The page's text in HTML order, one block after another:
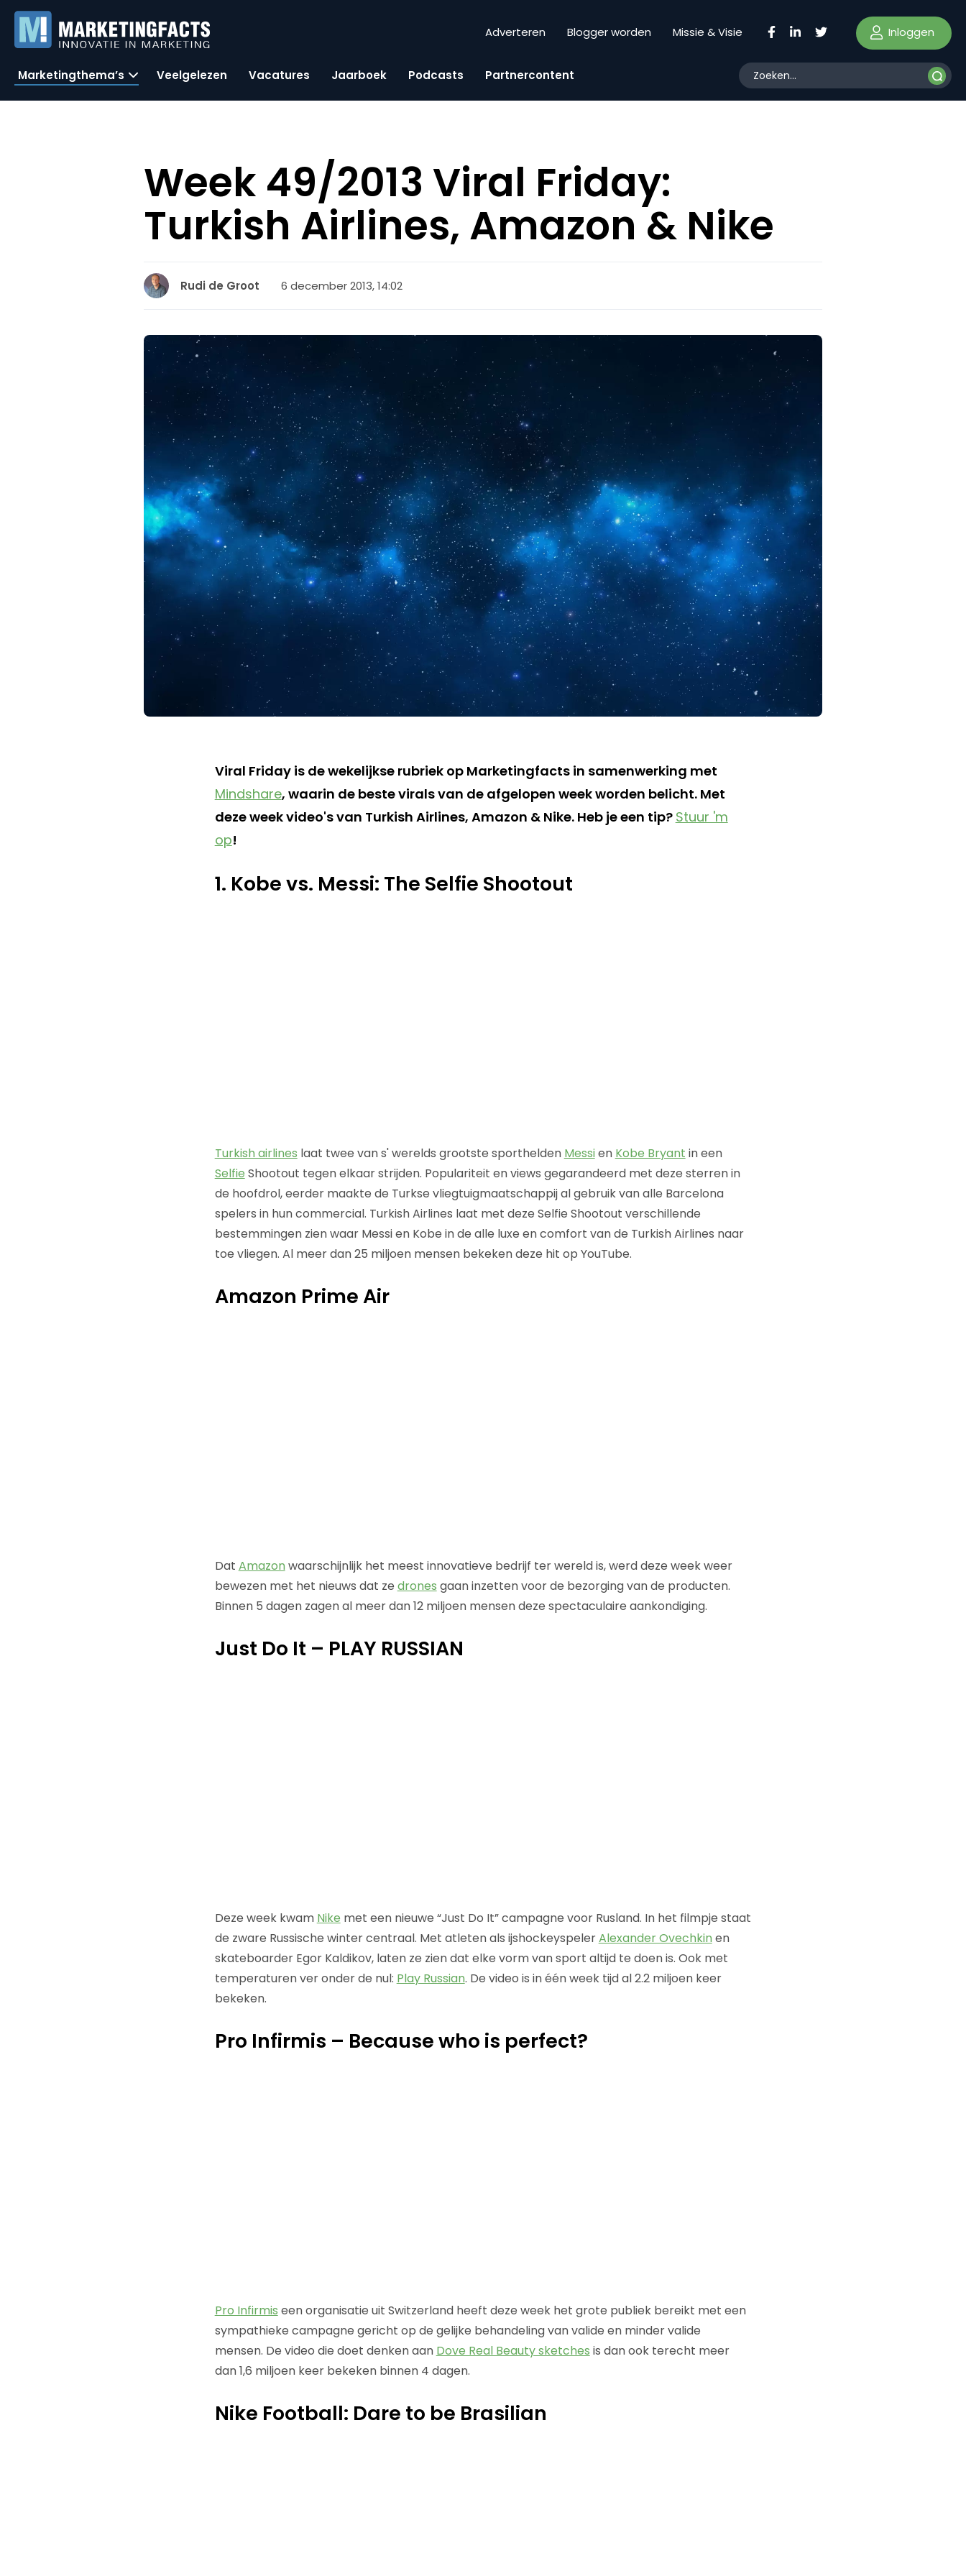
Adverteren Blogger worden Missie & Visie Inloggen
Marketingthema’s Veelgelezen Vacatures Jaarboek Podcasts Partnercontent
Week 49/2013 Viral Friday:
Turkish Airlines, Amazon & Nike
Rudi de Groot 6 december 2013, 14:02
Viral Friday is de wekelijkse rubriek op Marketingfacts in samenwerking met
Mindshare, waarin de beste virals van de afgelopen week worden belicht. Met
deze week video's van Turkish Airlines, Amazon & Nike. Heb je een tip? Stuur 'm
op!
1. Kobe vs. Messi: The Selfie Shootout
Turkish airlines laat twee van s' werelds grootste sporthelden Messien Kobe Bryant in een
Selfie Shootout tegen elkaar strijden. Populariteit en views gegarandeerd met deze sterren in
de hoofdrol, eerder maakte de Turkse vliegtuigmaatschappij al gebruik van alle Barcelona
spelers in hun commercial. Turkish Airlines laat met deze Selfie Shootout verschillende
bestemmingen zien waar Messi en Kobe in de alle luxe en comfort van de Turkish Airlines naar
toe vliegen. Al meer dan 25 miljoen mensen bekeken deze hit op YouTube.
Amazon Prime Air
Dat Amazon waarschijnlijk het meest innovatieve bedrijf ter wereld is, werd deze week weer
bewezen met het nieuws dat ze drones gaan inzetten voor de bezorging van de producten.
Binnen 5 dagen zagen al meer dan 12 miljoen mensen deze spectaculaire aankondiging.
Just Do It – PLAY RUSSIAN
Deze week kwam Nike met een nieuwe “Just Do It” campagne voor Rusland. In het filmpje staat
de zware Russische winter centraal. Met atleten als ijshockeyspelerAlexander Ovechkin en
skateboarder Egor Kaldikov, laten ze zien dat elke vorm van sport altijd te doen is. Ook met
temperaturen ver onder de nul: Play Russian. De video is in één week tijd al 2.2 miljoen keer
bekeken.
Pro Infirmis – Because who is perfect?
Pro Infirmis een organisatie uit Switzerland heeft deze week het grote publiek bereikt met een
sympathieke campagne gericht op de gelijke behandeling van valide en minder valide
mensen. De video die doet denken aan Dove Real Beauty sketches is dan ook terecht meer
dan 1,6 miljoen keer bekeken binnen 4 dagen.
Nike Football: Dare to be Brasilian